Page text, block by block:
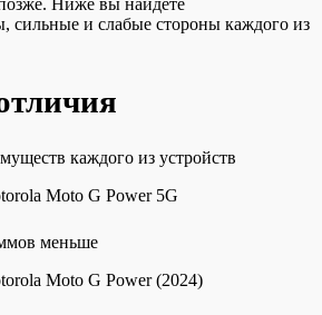
Ниже вы найдете
сильные и слабые стороны каждого из
каждого из устройств
Moto G Power 5G
меньше
Moto G Power (2024)